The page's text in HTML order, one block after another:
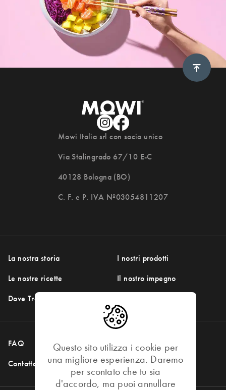
DOVE TROVARCI
Scroll
Mowi Italia srl con socio unico
Via Stalingrado 67/10 E-C
40128 Bologna (BO)
C. F. e P. IVA Nº03054811207
La nostra storia
I nostri prodotti
Le nostre ricette
Il nostro impegno
Dove Trovarci
FAQ
Social Media
Contattaci
Questo sito utilizza i cookie per
una migliore esperienza. Daremo
per scontato che tu sia
d'accordo, ma puoi annullare